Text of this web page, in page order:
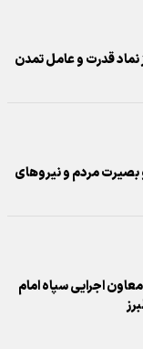
نماد قدرت و عامل تمدن
مردم و نیرو‌های
اجرایی سپاه امام